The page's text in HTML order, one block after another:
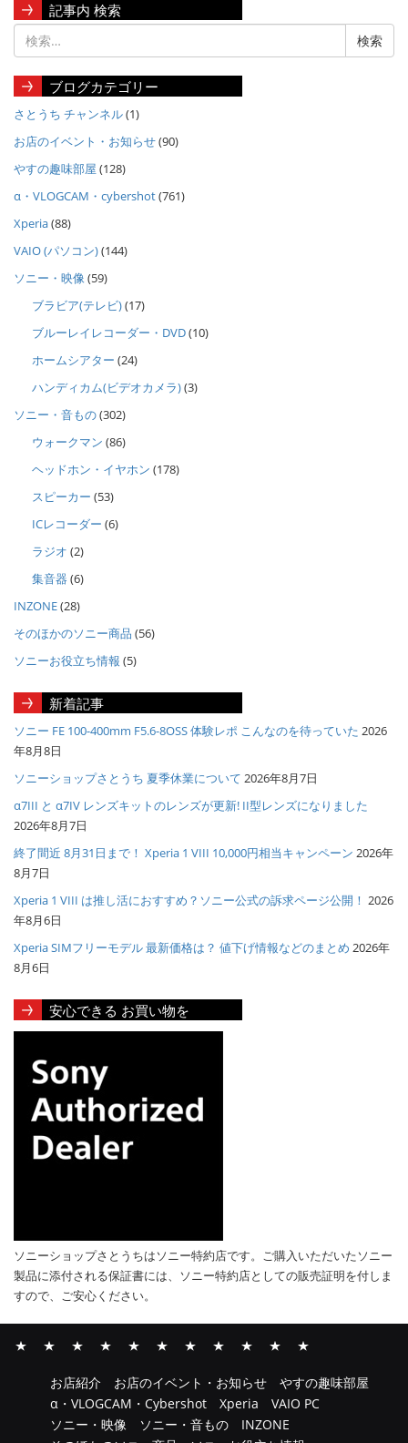
記事内 検索
ブログカテゴリー
さとうち チャンネル(1)
お店のイベント・お知らせ(90)
やすの趣味部屋 (128)
α・VLOGCAM・cybershot(761)
Xperia(88)
VAIO (パソコン)(144)
ソニー・映像(59)
ブラビア(テレビ)(17)
ブルーレイレコーダー・DVD(10)
ホームシアター (24)
ハンディカム(ビデオカメラ)(3)
ソニー・音もの(302)
ウォークマン (86)
ヘッドホン・イヤホン (178)
スピーカー (53)
ICレコーダー (6)
ラジオ (2)
集音器 (6)
INZONE(28)
そのほかのソニー商品 (56)
ソニーお役立ち情報 (5)
新着記事
ソニー FE 100-400mm F5.6-8OSS 体験レポ こんなのを待っていた 2026
年8月8日
ソニーショップさとうち 夏季休業について 2026年8月7日
α7III と α7IV レンズキットのレンズが更新! II型レンズになりました
2026年8月7日
終了間近 8月31日まで！ Xperia 1 VIII 10,000円相当キャンペーン 2026年
8月7日
Xperia 1 VIII は推し活におすすめ？ソニー公式の訴求ページ公開！ 2026
年8月6日
Xperia SIMフリーモデル 最新価格は？ 値下げ情報などのまとめ 2026年
8月6日
安心できる お買い物を
ソニーショップさとうちはソニー特約店です。ご購入いただいたソニー
製品に添付される保証書には、ソニー特約店としての販売証明を付しま
すので、ご安心ください。
店
の
イ
す
の
趣
VLOGCAM・
Cybershot
PC
ニ
ー・
映
ニ
ー・
音
の
ほ
か
ニ
ー
お店紹介 お店のイベント・お知らせ
やすの趣味部屋
α・VLOGCAM・Cybershot
Xperia
VAIO PC
ソニー・映像
ソニー・音もの
INZONE